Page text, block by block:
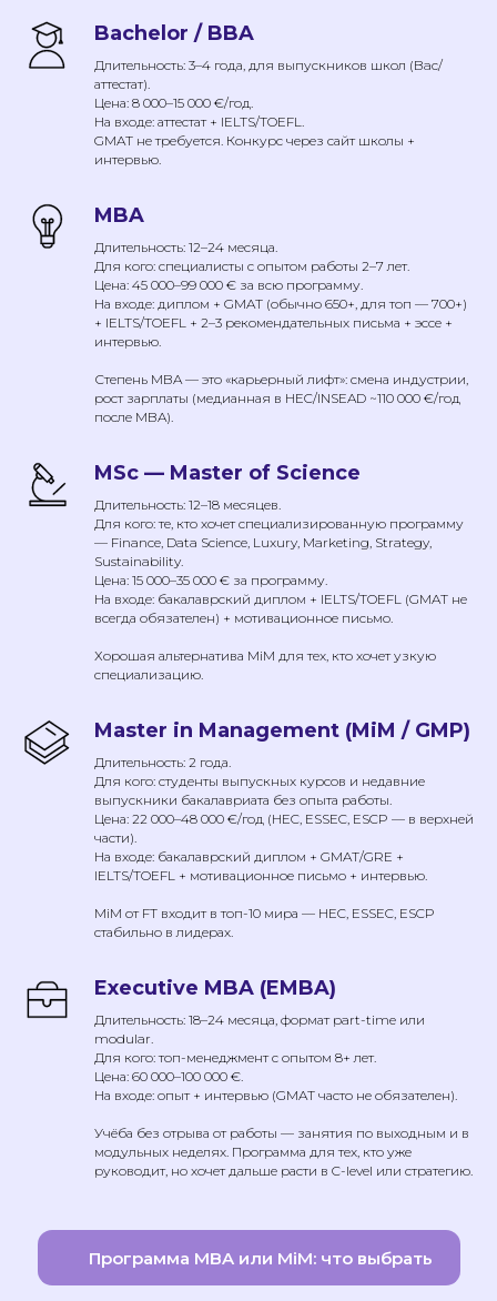
Bachelor / BBA
Длительность: 3–4 года, для выпускников школ (Bac/
аттестат).
Цена: 8 000–15 000 €/год.
На входе: аттестат + IELTS/TOEFL.
GMAT не требуется. Конкурс через сайт школы +
интервью.
MBA
Длительность: 12–24 месяца.
Для кого: специалисты с опытом работы 2–7 лет.
Цена: 45 000–99 000 € за всю программу.
На входе: диплом + GMAT (обычно 650+, для топ — 700+)
+ IELTS/TOEFL + 2–3 рекомендательных письма + эссе +
интервью.
Степень MBA — это «карьерный лифт»: смена индустрии,
рост зарплаты (медианная в HEC/INSEAD ~110 000 €/год
после MBA).
MSc — Master of Science
Длительность: 12–18 месяцев.
Для кого: те, кто хочет специализированную программу
— Finance, Data Science, Luxury, Marketing, Strategy,
Sustainability.
Цена: 15 000–35 000 € за программу.
На входе: бакалаврский диплом + IELTS/TOEFL (GMAT не
всегда обязателен) + мотивационное письмо.
Хорошая альтернатива MiM для тех, кто хочет узкую
специализацию.
Master in Management (MiM / GMP)
Длительность: 2 года.
Для кого: студенты выпускных курсов и недавние
выпускники бакалавриата без опыта работы.
Цена: 22 000–48 000 €/год (HEC, ESSEC, ESCP — в верхней
части).
На входе: бакалаврский диплом + GMAT/GRE +
IELTS/TOEFL + мотивационное письмо + интервью.
MiM от FT входит в топ-10 мира — HEC, ESSEC, ESCP
стабильно в лидерах.
Executive MBA (EMBA)
Длительность: 18–24 месяца, формат part-time или
modular.
Для кого: топ-менеджмент с опытом 8+ лет.
Цена: 60 000–100 000 €.
На входе: опыт + интервью (GMAT часто не обязателен).
Учёба без отрыва от работы — занятия по выходным и в
модульных неделях. Программа для тех, кто уже
руководит, но хочет дальше расти в C-level или стратегию.
Программа MBA или MiM: что выбрать